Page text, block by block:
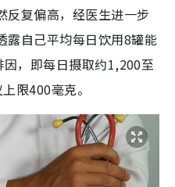
反复偏高，经医生进一步
露自己平均每日饮用8罐能
，即每日摄取约1,200至
限400毫克。